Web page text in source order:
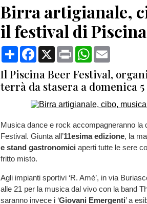
Birra artigianale,
il festival di Piscina
CondividiFacebook
X Print WhatsApp
Il Piscina Beer Festival,
terrà da stasera a domenica
Musica dance e rock accompagneranno la
Festival. Giunta all’11esima edizione, la
e stand gastronomici aperti tutte le sere
fritto misto.
Agli impianti sportivi ‘R. Amè’, in via
alle 21 per la musica dal vivo con la band
saranno invece i ‘Giovani Emergenti’ a